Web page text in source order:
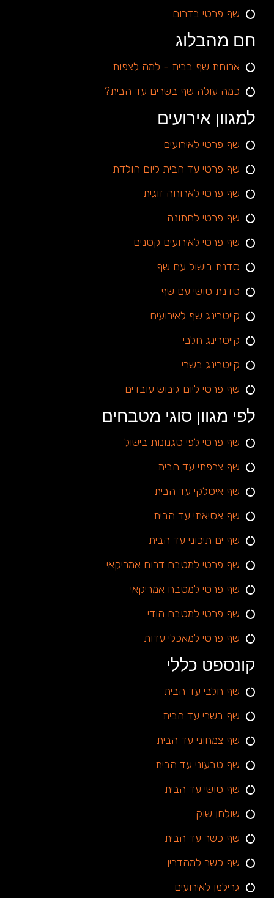
שף פרטי בדרום
חם מהבלוג
ארוחת שף בבית - למה לצפות
כמה עולה שף בשרים עד הבית?
למגוון אירועים
שף פרטי לאירועים
שף פרטי עד הבית ליום הולדת
שף פרטי לארוחה זוגית
שף פרטי לחתונה
שף פרטי לאירועים קטנים
סדנת בישול עם שף
סדנת סושי עם שף
קייטרינג שף לאירועים
קייטרינג חלבי
קייטרינג בשרי
שף פרטי ליום גיבוש עובדים
לפי מגוון סוגי מטבחים
שף פרטי לפי סגנונות בישול
שף צרפתי עד הבית
שף איטלקי עד הבית
שף אסיאתי עד הבית
שף ים תיכוני עד הבית
שף פרטי למטבח דרום אמריקאי
שף פרטי למטבח אמריקאי
שף פרטי למטבח הודי
שף פרטי למאכלי עדות
קונספט כללי
שף חלבי עד הבית
שף בשרי עד הבית
שף צמחוני עד הבית
שף טבעוני עד הבית
שף סושי עד הבית
שולחן שוק
שף כשר עד הבית
שף כשר למהדרין
גרילמן לאירועים